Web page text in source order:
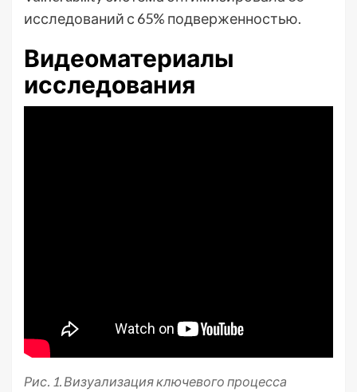
исследований с 65% подверженностью.
Видеоматериалы
исследования
Рис. 1. Визуализация ключевого процесса